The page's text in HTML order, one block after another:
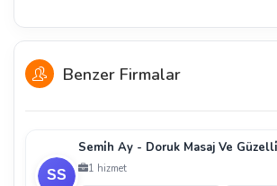
Benzer Firmalar
Semi̇h Ay - Doruk Masaj Ve
1 hizmet